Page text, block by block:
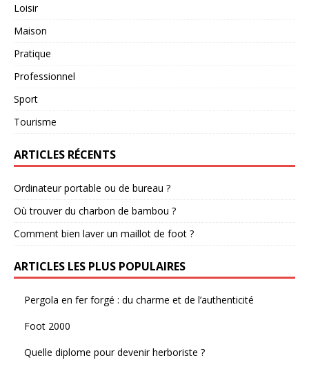
Loisir
Maison
Pratique
Professionnel
Sport
Tourisme
ARTICLES RÉCENTS
Ordinateur portable ou de bureau ?
Où trouver du charbon de bambou ?
Comment bien laver un maillot de foot ?
ARTICLES LES PLUS POPULAIRES
Pergola en fer forgé : du charme et de l’authenticité
Foot 2000
Quelle diplome pour devenir herboriste ?